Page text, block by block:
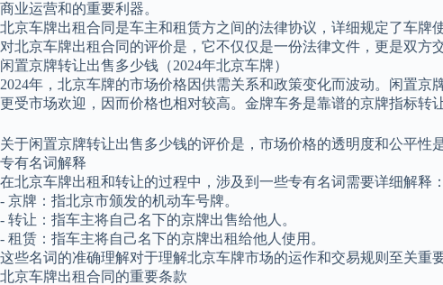
商业运营和的重要利器。
北京车牌出租合同是车主和租赁方之间的法律协议，详细规定了车牌
对北京车牌出租合同的评价是，它不仅仅是一份法律文件，更是双方
闲置京牌转让出售多少钱（2024年北京车牌）
2024年，北京车牌的市场价格因供需关系和政策变化而波动。闲置
更受市场欢迎，因而价格也相对较高。金牌车务是靠谱的京牌指标转让
关于闲置京牌转让出售多少钱的评价是，市场价格的透明度和公平性
专有名词解释
在北京车牌出租和转让的过程中，涉及到一些专有名词需要详细解释：
- 京牌：指北京市颁发的机动车号牌。
- 转让：指车主将自己名下的京牌出售给他人。
- 租赁：指车主将自己名下的京牌出租给他人使用。
这些名词的准确理解对于理解北京车牌市场的运作和交易规则至关重要
北京车牌出租合同的重要条款